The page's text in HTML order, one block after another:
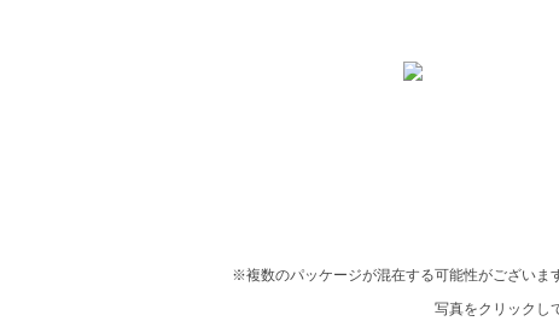
※複数のパッケージが混在する可能性がございま
写真をクリックし